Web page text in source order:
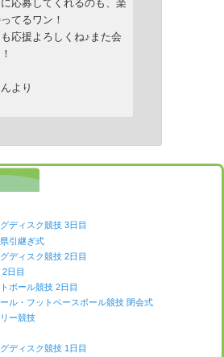
応募してくれるのも、楽
てるワン！
応援よろしくね♪また会
より
ディスク競技 3日目
引継ぎ式
ディスク競技 2日目
日目
ボール競技 2日目
ル・フットベースボール競技 閉会式
ー競技
ディスク競技 1日目